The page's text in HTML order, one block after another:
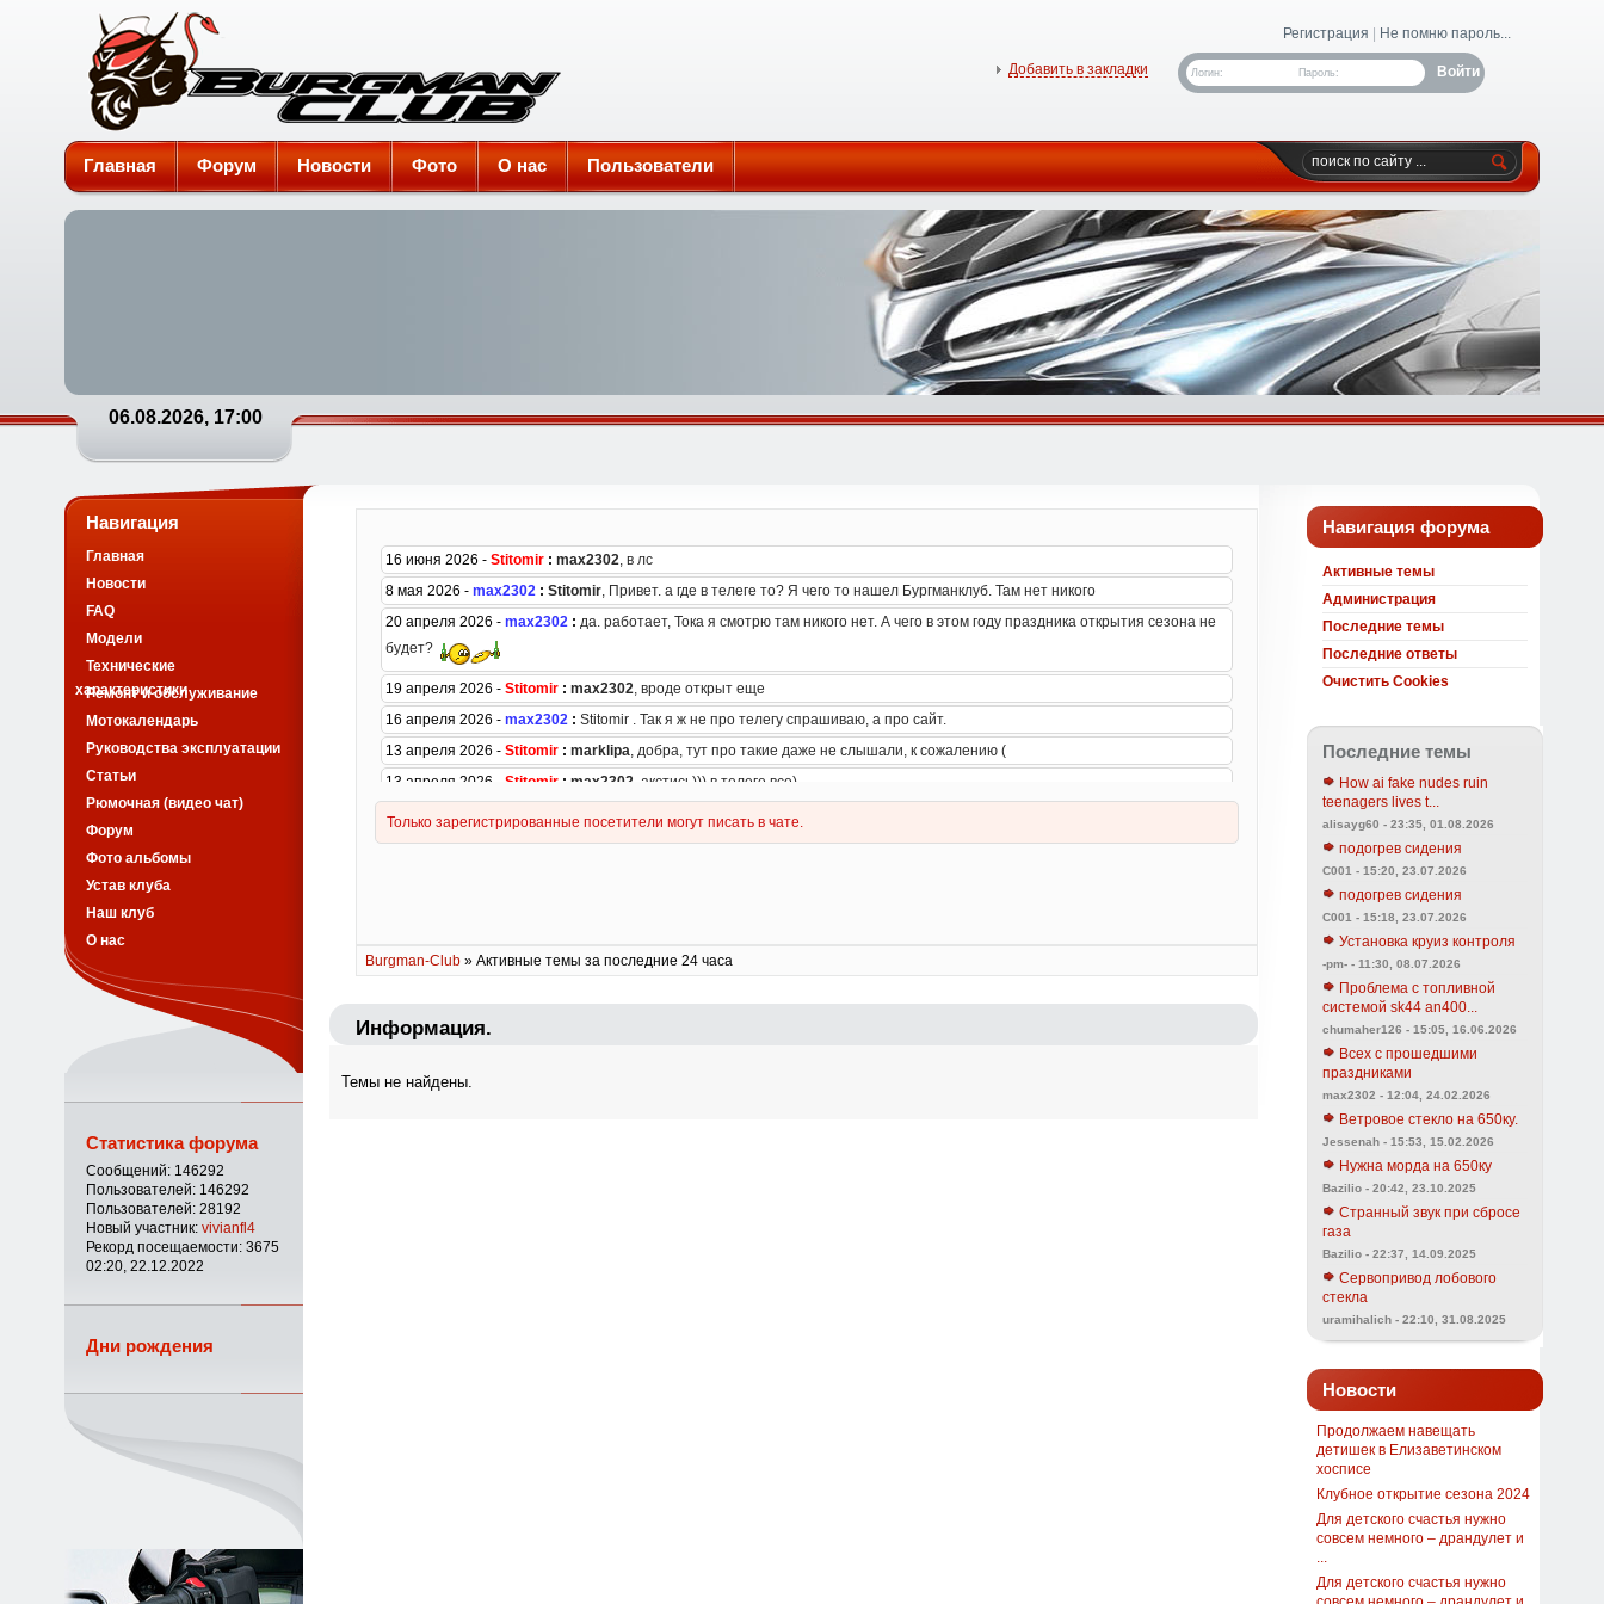
Burgman-Club
Регистрация Не помню пароль...
Логин: Пароль:
Добавить в закладки
Главная Форум Новости Фото О нас Пользователи
06.08.2026, 17:00
Burgman-Club» Активные темы за последние 24 часа
Информация.
Темы не найдены.
Навигация форума
Активные темы
Администрация
Последние темы
Последние ответы
Очистить Cookies
Последние темы
How ai fake nudes ruin
teenagers lives t...
alisayg60 - 23:35, 01.08.2026
подогрев сидения
C001 - 15:20, 23.07.2026
подогрев сидения
C001 - 15:18, 23.07.2026
Установка круиз контроля
-pm- - 11:30, 08.07.2026
Проблема с топливной
системой sk44 an400...
chumaher126 - 15:05, 16.06.2026
Всех с прошедшими
праздниками
max2302 - 12:04, 24.02.2026
Ветровое стекло на 650ку.
Jessenah - 15:53, 15.02.2026
Нужна морда на 650ку
Bazilio - 20:42, 23.10.2025
Странный звук при сбросе
газа
Bazilio - 22:37, 14.09.2025
Сервопривод лобового
стекла
uramihalich - 22:10, 31.08.2025
Новости
Продолжаем навещать
детишек в Елизаветинском
хосписе
Клубное открытие сезона 2024
Для детского счастья нужно
совсем немного – драндулет и
Для детского счастья нужно
Навигация
Главная
Новости
FAQ
Модели
Технические
характеристики
Ремонт и обслуживание
Мотокалендарь
Руководства эксплуатации
Статьи
Рюмочная (видео чат)
Форум
Фото альбомы
Устав клуба
Наш клуб
О нас
Статистика форума
Сообщений: 146292
Пользователей: 146292
Пользователей: 28192
Новый участник: vivianfl4
Рекорд посещаемости: 3675
02:20, 22.12.2022
Дни рождения